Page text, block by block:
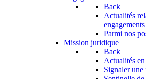
Back
Actualités
engagements
Parmi nos
Mission juridique
Back
Actualités
Signaler